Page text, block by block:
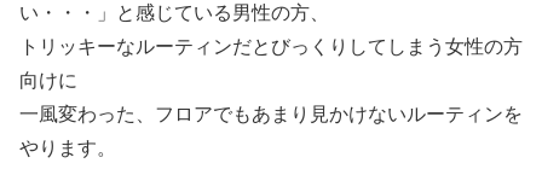
い・・・」と感じている男性の方、
トリッキーなルーティンだとびっくりしてしまう女性の方
向けに
一風変わった、フロアでもあまり見かけないルーティンを
やります。